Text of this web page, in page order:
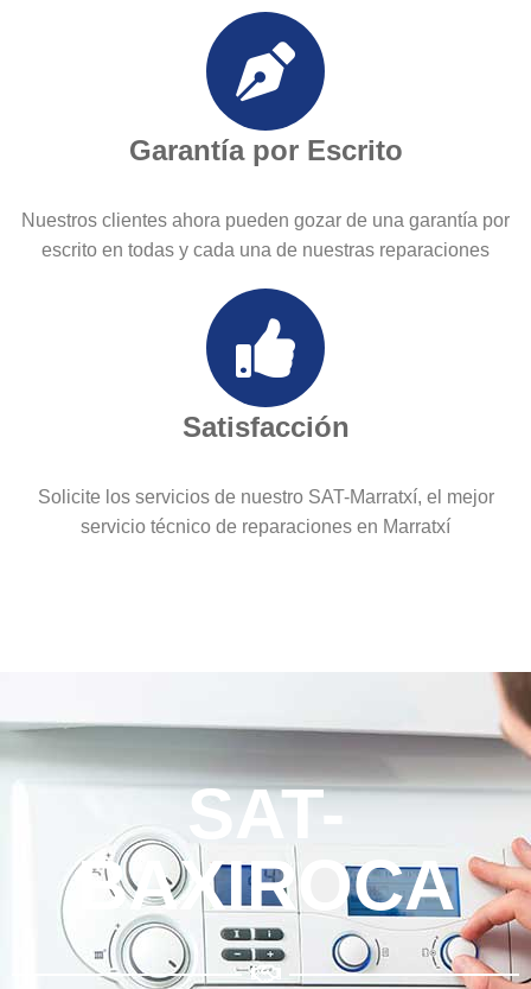
Garantía por Escrito
Nuestros clientes ahora pueden gozar de una garantía por
escrito en todas y cada una de nuestras reparaciones
Satisfacción
Solicite los servicios de nuestro SAT-Marratxí, el mejor
servicio técnico de reparaciones en Marratxí
SAT-
BAXIROCA